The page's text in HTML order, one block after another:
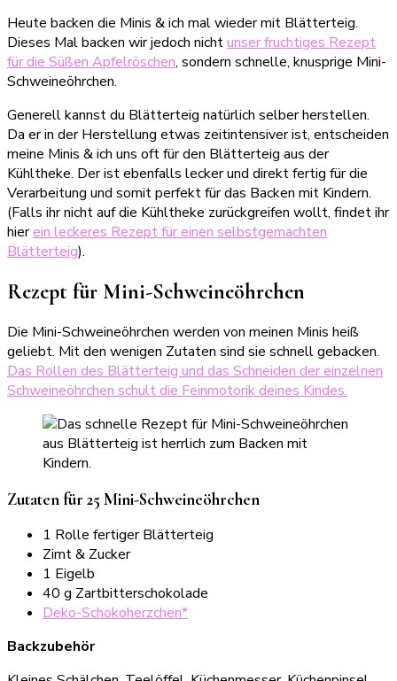
Heute backen die Minis & ich mal wieder mit Blätterteig.
Dieses Mal backen wir jedoch nichtunser fruchtiges Rezept
für die Süßen Apfelröschen, sondern schnelle, knusprige Mini-
Schweineöhrchen.
Generell kannst du Blätterteig natürlich selber herstellen.
Da er in der Herstellung etwas zeitintensiver ist, entscheiden
meine Minis & ich uns oft für den Blätterteig aus der
Kühltheke. Der ist ebenfalls lecker und direkt fertig für die
Verarbeitung und somit perfekt für das Backen mit Kindern.
(Falls ihr nicht auf die Kühltheke zurückgreifen wollt, findet ihr
hierein leckeres Rezept für einen selbstgemachten
Blätterteig).
Rezept für Mini-Schweineöhrchen
Die Mini-Schweineöhrchen werden von meinen Minis heiß
geliebt. Mit den wenigen Zutaten sind sie schnell gebacken.
Das Rollen des Blätterteig und das Schneiden der einzelnen
Schweineöhrchen schult die Feinmotorik deines Kindes.
Zutaten für 25 Mini-Schweineöhrchen
1 Rolle fertiger Blätterteig
Zimt & Zucker
1 Eigelb
40 g Zartbitterschokolade
Deko-Schokoherzchen*
Backzubehör